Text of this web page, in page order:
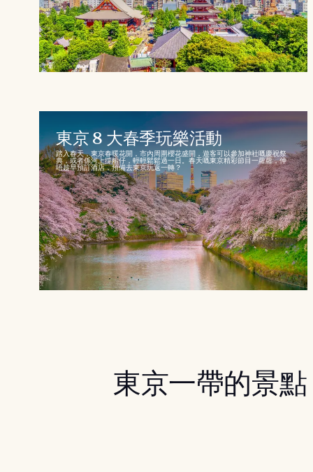
東京 8 大春季玩樂活動
踏入春天，東京春暖花開，市內周圍櫻花盛開，遊客可以參加神社嘅慶祝祭
典，或者係河上撐船仔，輕輕鬆鬆過一日。春天嘅東京精彩節目一蘿蘿，仲
唔趁早預訂酒店，預備去東京玩返一轉？
東京一帶的景點